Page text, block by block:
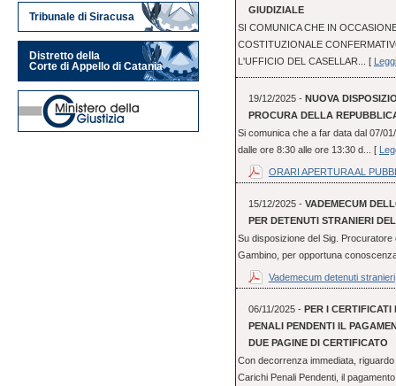
GIUDIZIALE
SI COMUNICA CHE IN
COSTITUZIONALE
L'UFFICIO DEL CASELLAR... [
19/12/2025 - NUOVA
PROCURA DELLA
Si comunica che a far data dal 07/
dalle ore 8:30 alle ore 13:30 d... [
ORARI APERTURA AL
15/12/2025 - VADEMECUM
PER DETENUTI STRANIERI
Su disposizione del Sig.
Gambino, per opportuna
Vademecum detenuti stranieri
06/11/2025 - PER I
PENALI PENDENTI IL
DUE PAGINE DI CERTIFICATO
Con decorrenza immediata,
Carichi Penali Pendenti, il
Tribunale di Siracusa
Distretto della
Corte di Appello di Catania